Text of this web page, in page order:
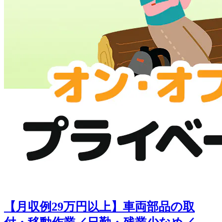
【月収例29万円以上】車両部品の取